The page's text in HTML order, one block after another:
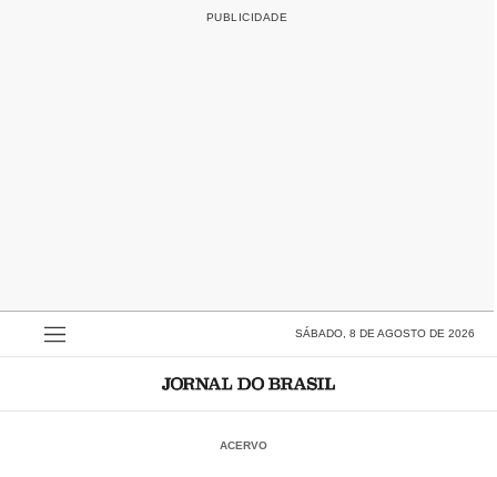
SÁBADO, 8 DE AGOSTO DE 2026
ACERVO